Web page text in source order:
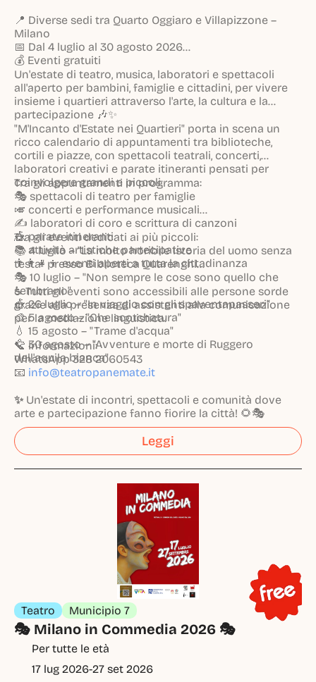
📍 Diverse sedi tra Quarto Oggiaro e Villapizzone –
Milano
📅 Dal 4 luglio al 30 agosto 2026
💰 Eventi gratuiti
Un'estate di teatro, musica, laboratori e spettacoli
all'aperto per bambini, famiglie e cittadini, per vivere
insieme i quartieri attraverso l'arte, la cultura e la
partecipazione 🎶✨
"M'Incanto d'Estate nei Quartieri" porta in scena un
ricco calendario di appuntamenti tra biblioteche,
cortili e piazze, con spettacoli teatrali, concerti,
laboratori creativi e parate itineranti pensati per
coinvolgere grandi e piccoli.
Tra gli appuntamenti in programma:
🎭 spettacoli di teatro per famiglie
🎺 concerti e performance musicali
✍️ laboratori di coro e scrittura di canzoni
🎪 parate itineranti
🎨 attività artistiche partecipative
👨‍👩‍👧‍👦 eventi aperti a tutta la cittadinanza
Tra gli eventi dedicati ai più piccoli:
📚 4 luglio – "La molto horibile istoria del uomo senza
testa" presso Biblioteca Quarenghi
🎭 10 luglio – "Non sempre le cose sono quello che
sembrano"
🎪 26 luglio – "In viaggio con gli spaventapasseri"
🎨 5 agosto – "Che scotchatura"
💧 15 agosto – "Trame d'acqua"
🦅 30 agosto – "Avventure e morte di Ruggero
dell'aquila bianca"
♿ Tutti gli eventi sono accessibili alle persone sorde
grazie alla presenza di assistenti alla comunicazione
per la mediazione linguistica.
📞 Informazioni:
WhatsApp 328 2060543
📧 info@teatropanemate.it
✨Un'estate di incontri, spettacoli e comunità dove
arte e partecipazione fanno fiorire la città! 🌻🎭
Leggi
Teatro Municipio 7
🎭 Milano in Commedia 2026 🎭
Per tutte le età
17 lug 2026-27 set 2026